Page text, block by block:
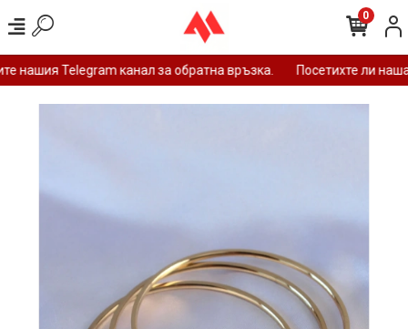
нашия Telegram канал за обратна връзка. Посетихте ли
0